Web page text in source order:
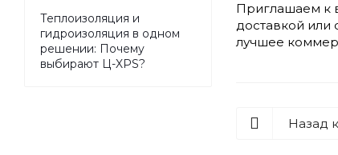
Приглашаем к
доставкой или
лучшее
Назад
Теплоизоляция и
гидроизоляция в одном
решении: Почему
выбирают Ц-XPS?